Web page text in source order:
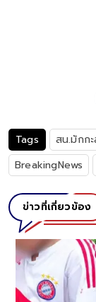
Tags สน.มักก
BreakingNews
ข่าวที่เกี่ยวข้อง